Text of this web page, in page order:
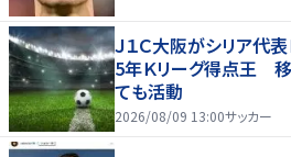
Ｊ１Ｃ大阪がシリア代
5年Ｋリーグ得点王
ても活動
2026/08/09 13:00サッカー